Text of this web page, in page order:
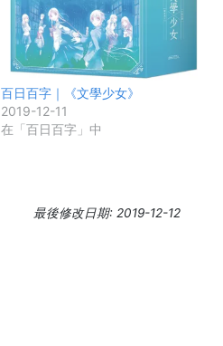
百日百字｜《文學少女》
2019-12-11
在「百日百字」中
最後修改日期: 2019-12-12